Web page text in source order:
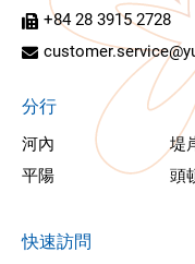
+84 28 3915 2728
分行
河內 堤
平陽
頭
快速訪問